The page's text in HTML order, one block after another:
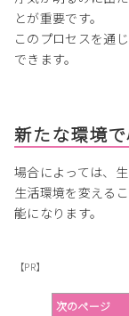
とが重要です。
このプロセスを通
できます。
新たな環境
場合によっては、
生活環境を変える
能になります。
【PR】
次のページ